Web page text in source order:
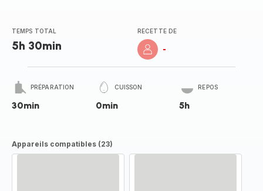
TEMPS TOTAL
5h 30min
RECETTE DE
-
PRÉPARATION
30min
CUISSON
0min
REPOS
5h
Appareils compatibles (23)